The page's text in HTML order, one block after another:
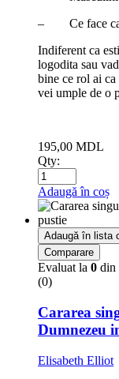
– Ce face ca
Indiferent ca
logodita sau
bine ce rol ai
vei umple de o
195,00 MDL
Qty:
Adaugă în coș
Adaugă în lista
Comparare
Evaluat la 0 din
(0)
Cararea
Dumnezeu
Elisabeth Elliot